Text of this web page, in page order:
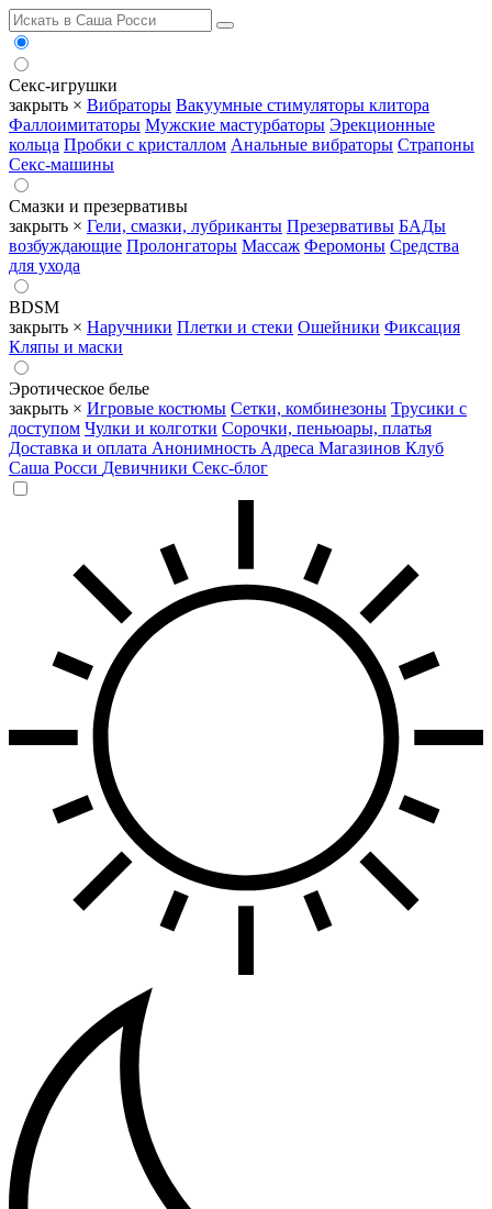
Секс-игрушки
закрыть × Вибраторы Вакуумные стимуляторы клитора
Фаллоимитаторы Мужские мастурбаторы Эрекционные
кольца Пробки с кристаллом Анальные вибраторы Страпоны
Секс-машины
Смазки и презервативы
закрыть × Гели, смазки, лубриканты Презервативы БАДы
возбуждающие Пролонгаторы Массаж Феромоны Средства
для ухода
BDSM
закрыть × Наручники Плетки и стеки Ошейники Фиксация
Кляпы и маски
Эротическое белье
закрыть × Игровые костюмы Сетки, комбинезоны Трусики с
доступом Чулки и колготки Сорочки, пеньюары, платья
Доставка и оплата Анонимность Адреса Магазинов Клуб
Саша Росси Девичники Секс-блог